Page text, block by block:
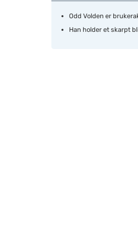
Odd Volden er
Han holder et skarpt